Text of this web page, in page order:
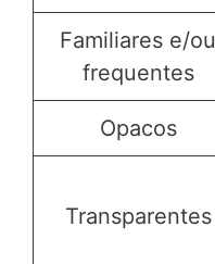
Familiares e/ou
frequentes
Opacos
Transparentes